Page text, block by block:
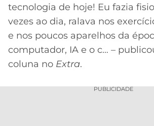
tecnologia de hoje! Eu fazia
vezes ao dia, ralava nos
e nos poucos aparelhos da
computador, IA e o c… –
coluna no Extra.
PUBLICIDADE